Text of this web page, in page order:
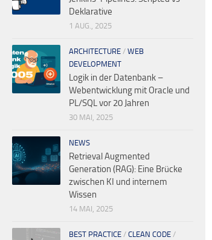
Deklarative
1 AUG., 2025
ARCHITECTURE / WEB
DEVELOPMENT
Logik in der Datenbank –
Webentwicklung mit Oracle und
PL/SQL vor 20 Jahren
30 MAI, 2025
NEWS
Retrieval Augmented
Generation (RAG): Eine Brücke
zwischen KI und internem
Wissen
14 MAI, 2025
BEST PRACTICE / CLEAN CODE /